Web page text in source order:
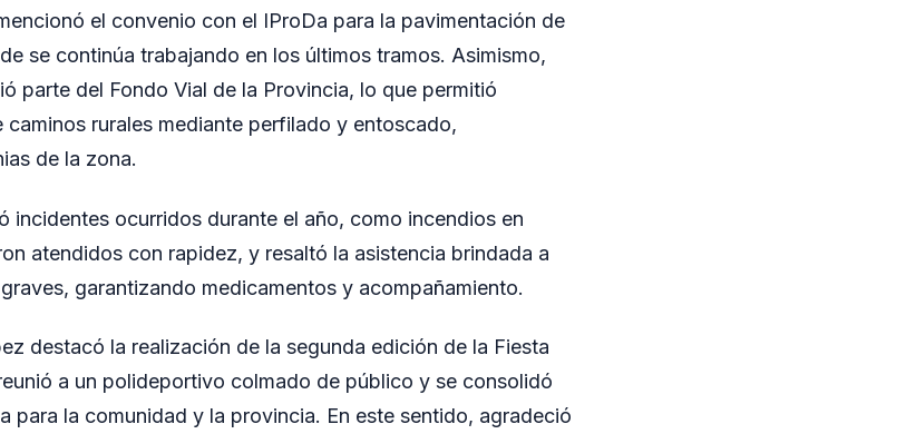
el convenio con el IProDa para la pavimentación de
se continúa trabajando en los últimos tramos. Asimismo,
parte del Fondo Vial de la Provincia, lo que permitió
caminos rurales mediante perfilado y entoscado,
de la zona.
incidentes ocurridos durante el año, como incendios en
atendidos con rapidez, y resaltó la asistencia brindada a
garantizando medicamentos y acompañamiento.
destacó la realización de la segunda edición de la Fiesta
a un polideportivo colmado de público y se consolidó
para la comunidad y la provincia. En este sentido, agradeció